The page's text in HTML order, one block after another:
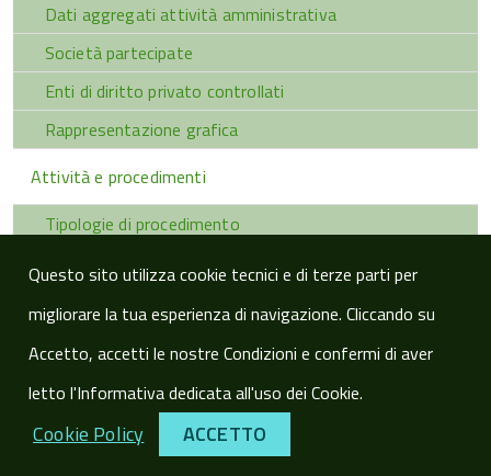
Dati aggregati attività amministrativa
Società partecipate
Enti di diritto privato controllati
Rappresentazione grafica
Attività e procedimenti
Tipologie di procedimento
Monitoraggio tempi procedimentali
Provvedimenti
Provvedimenti organi indirizzo-politico
Provvedimenti dirigenti amministrativi
Questo sito utilizza cookie tecnici e di terze parti per
migliorare la tua esperienza di navigazione. Cliccando su
Accetto, accetti le nostre Condizioni e confermi di aver
letto l'Informativa dedicata all'uso dei Cookie.
Cookie Policy ACCETTO